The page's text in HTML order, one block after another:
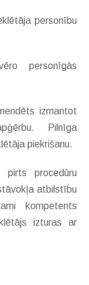
personību
personīgās
izmantot
Pilnīga
piekrišanu.
procedūru
atbilstību
kompetents
izturas ar